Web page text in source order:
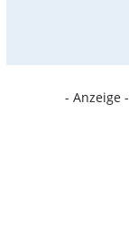
- Anzeige -